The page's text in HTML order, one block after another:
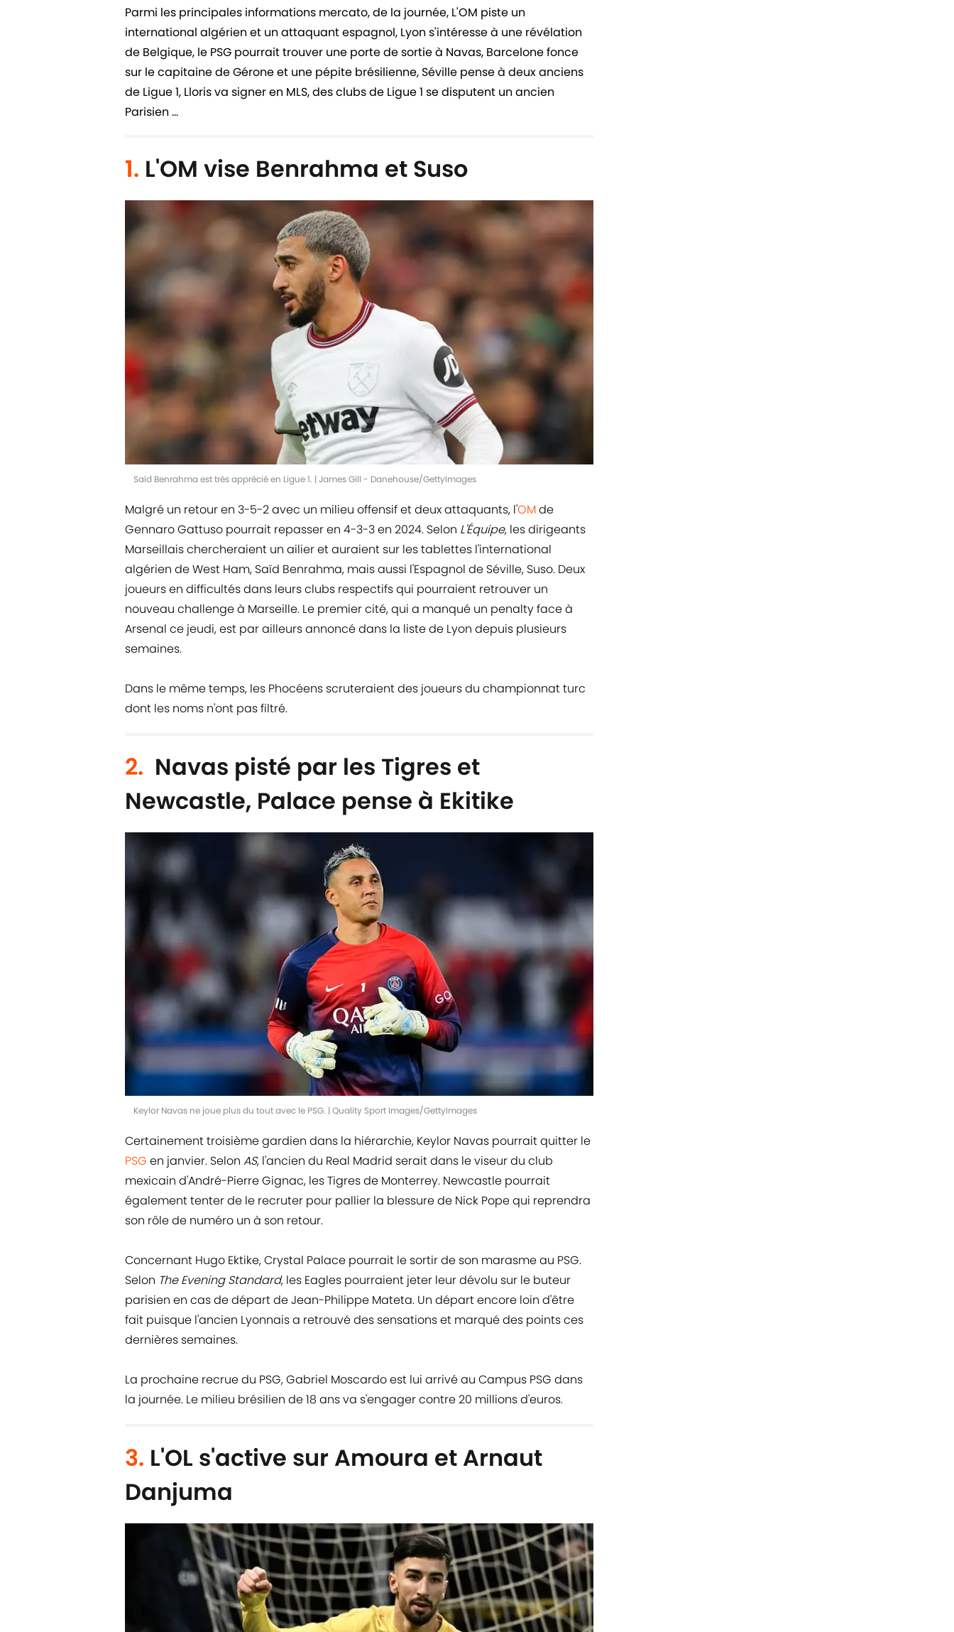
Parmi les principales informations mercato, de la journée, L'OM piste un
international algérien et un attaquant espagnol, Lyon s'intéresse à une révélation
de Belgique, le PSG pourrait trouver une porte de sortie à Navas, Barcelone fonce
sur le capitaine de Gérone et une pépite brésilienne, Séville pense à deux anciens
de Ligue 1, Lloris va signer en MLS, des clubs de Ligue 1 se disputent un ancien
Parisien ...
1. L'OM vise Benrahma et Suso
Saïd Benrahma est très apprécié en Ligue 1. | James Gill - Danehouse/GettyImages
Malgré un retour en 3-5-2 avec un milieu offensif et deux attaquants, l'OMde
Gennaro Gattuso pourrait repasser en 4-3-3 en 2024. Selon L'Équipe, les dirigeants
Marseillais chercheraient un ailier et auraient sur les tablettes l'international
algérien de West Ham, Saïd Benrahma, mais aussi l'Espagnol de Séville, Suso. Deux
joueurs en difficultés dans leurs clubs respectifs qui pourraient retrouver un
nouveau challenge à Marseille. Le premier cité, qui a manqué un penalty face à
Arsenal ce jeudi, est par ailleurs annoncé dans la liste de Lyon depuis plusieurs
semaines.
Dans le même temps, les Phocéens scruteraient des joueurs du championnat turc
dont les noms n'ont pas filtré.
2. Navas pisté par les Tigres et
Newcastle, Palace pense à Ekitike
Keylor Navas ne joue plus du tout avec le PSG. | Quality Sport Images/GettyImages
Certainement troisième gardien dans la hiérarchie, Keylor Navas pourrait quitter le
PSG en janvier. Selon AS, l'ancien du Real Madrid serait dans le viseur du club
mexicain d'André-Pierre Gignac, les Tigres de Monterrey. Newcastle pourrait
également tenter de le recruter pour pallier la blessure de Nick Pope qui reprendra
son rôle de numéro un à son retour.
Concernant Hugo Ektike, Crystal Palace pourrait le sortir de son marasme au PSG.
Selon The Evening Standard, les Eagles pourraient jeter leur dévolu sur le buteur
parisien en cas de départ de Jean-Philippe Mateta. Un départ encore loin d'être
fait puisque l'ancien Lyonnais a retrouvé des sensations et marqué des points ces
dernières semaines.
La prochaine recrue du PSG, Gabriel Moscardo est lui arrivé au Campus PSG dans
la journée. Le milieu brésilien de 18 ans va s'engager contre 20 millions d'euros.
3. L'OL s'active sur Amoura et Arnaut
Danjuma